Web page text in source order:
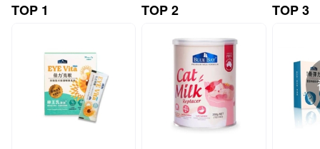
TOP 1
TOP 2 TOP 3